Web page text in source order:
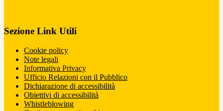
Sezione Link Utili
Cookie policy
Note legali
Informativa Privacy
Ufficio Relazioni con il Pubblico
Dichiarazione di accessibilità
Obiettivi di accessibilità
Whistleblowing